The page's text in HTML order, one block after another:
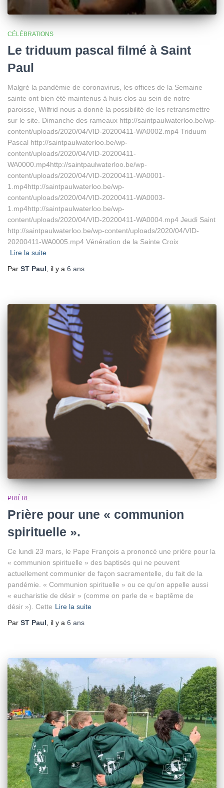
CÉLÉBRATIONS
Le triduum pascal filmé à Saint
Paul
Malgré la pandémie de coronavirus, les offices de la Semaine
sainte ont bien été maintenus à huis clos au sein de notre
paroisse, Wilfrid nous a donné la possibilité de les retransmettre
sur le site. Dimanche des rameaux http://saintpaulwaterloo.be/wp-
content/uploads/2020/04/VID-20200411-WA0002.mp4 Triduum
Pascal http://saintpaulwaterloo.be/wp-
content/uploads/2020/04/VID-20200411-
WA0000.mp4http://saintpaulwaterloo.be/wp-
content/uploads/2020/04/VID-20200411-WA0001-
1.mp4http://saintpaulwaterloo.be/wp-
content/uploads/2020/04/VID-20200411-WA0003-
1.mp4http://saintpaulwaterloo.be/wp-
content/uploads/2020/04/VID-20200411-WA0004.mp4 Jeudi Saint
http://saintpaulwaterloo.be/wp-content/uploads/2020/04/VID-
20200411-WA0005.mp4 Vénération de la Sainte Croix
Lire la suite
Par ST Paul , il y a 6 ans
PRIÈRE
Prière pour une « communion
spirituelle ».
Ce lundi 23 mars, le Pape François a prononcé une prière pour la
« communion spirituelle » des baptisés qui ne peuvent
actuellement communier de façon sacramentelle, du fait de la
pandémie. « Communion spirituelle » ou ce qu’on appelle aussi
« eucharistie de désir » (comme on parle de « baptême de
désir »). Cette Lire la suite
Par ST Paul , il y a 6 ans